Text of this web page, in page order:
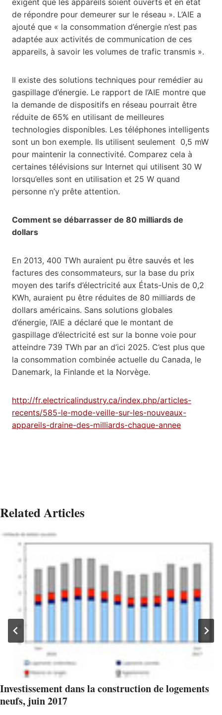
de répondre pour demeurer sur le réseau ». L’AIE a
ajouté que « la consommation d’énergie n’est pas
adaptée aux activités de communication de ces
appareils, à savoir les volumes de trafic transmis ».
Il existe des solutions techniques pour remédier au
gaspillage d’énergie. Le rapport de l’AIE montre que
la demande de dispositifs en réseau pourrait être
réduite de 65% en utilisant de meilleures
technologies disponibles. Les téléphones intelligents
sont un bon exemple. Ils utilisent seulement 0,5 mW
pour maintenir la connectivité. Comparez cela à
certaines télévisions sur Internet qui utilisent 30 W
lorsqu’elles sont en utilisation et 25 W quand
personne n’y prête attention.
Comment se débarrasser de 80 milliards de
dollars
En 2013, 400 TWh auraient pu être sauvés et les
factures des consommateurs, sur la base du prix
moyen des tarifs d’électricité aux États-Unis de 0,2
KWh, auraient pu être réduites de 80 milliards de
dollars américains. Sans solutions globales
d’énergie, l’AIE a déclaré que le montant de
gaspillage d’électricité est sur la bonne voie pour
atteindre 739 TWh par an d’ici 2025. C’est plus que
la consommation combinée actuelle du Canada, le
Danemark, la Finlande et la Norvège.
http://fr.electricalindustry.ca/index.php/articles-
recents/585-le-mode-veille-sur-les-nouveaux-
appareils-draine-des-milliards-chaque-annee
Related Articles
Investissement dans la construction de logements
neufs, juin 2017